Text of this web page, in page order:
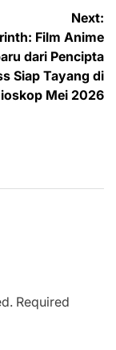
Next:
Film Anime
dari Pencipta
Siap Tayang di
Mei 2026
Required